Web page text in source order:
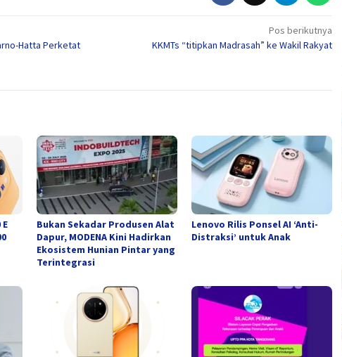
Hatta Perketat
Pos berikutnya
KKMTs “titipkan Madrasah” ke Wakil Rakyat
Bukan Sekadar Produsen Alat
Dapur, MODENA Kini Hadirkan
Ekosistem Hunian Pintar yang
Terintegrasi
Lenovo Rilis Ponsel AI ‘Anti-
Distraksi’ untuk Anak